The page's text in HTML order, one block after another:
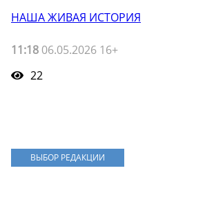
НАША ЖИВАЯ ИСТОРИЯ
11:18 06.05.2026 16+
22
ВЫБОР РЕДАКЦИИ